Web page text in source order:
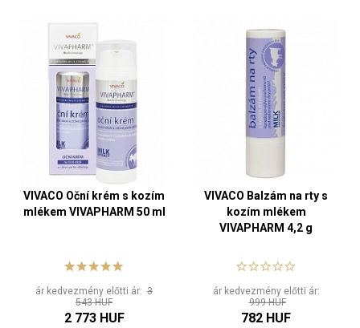
VIVACO Oční krém s kozím
mlékem VIVAPHARM 50 ml
ár kedvezmény előtti ár: 3
543 HUF
2 773 HUF
VIVACO Balzám na rty s
kozím mlékem
VIVAPHARM 4,2 g
ár kedvezmény előtti ár:
999 HUF
782 HUF